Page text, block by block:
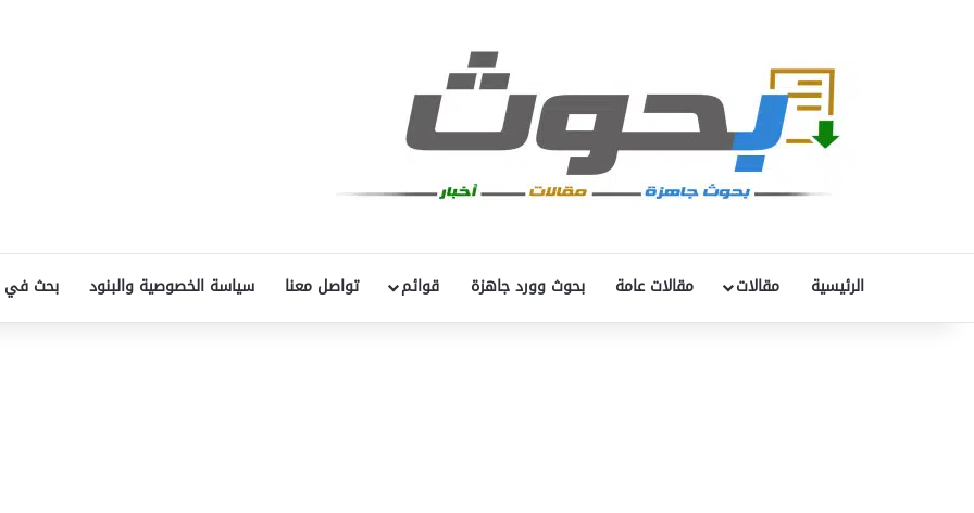
الرئيسية مقالات مقالات عامة بحوث وورد جاهزة قوائم تواصل معنا سياسة الخصوصية والبنود بحث في